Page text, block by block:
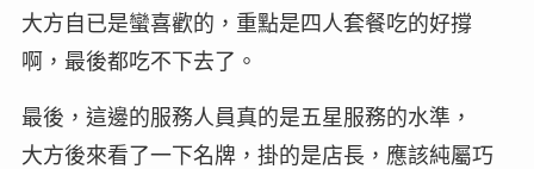
大方自已是蠻喜歡的，重點是四人套餐吃的好撐
啊，最後都吃不下去了。
最後，這邊的服務人員真的是五星服務的水準，
大方後來看了一下名牌，掛的是店長，應該純屬巧